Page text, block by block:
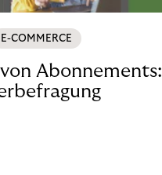
E-COMMERCE
Abonnements: